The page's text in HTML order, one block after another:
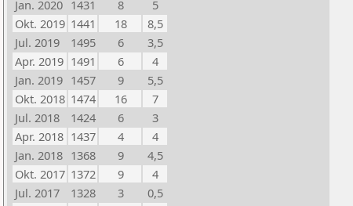
Jan. 2020 1431 8
5
Okt. 2019 1441 18
8,5
Jul. 2019
1495 6
3,5
Apr. 2019 1491 6
4
Jan. 2019 1457 9
5,5
Okt. 2018 1474 16
7
Jul. 2018
1424 6
3
Apr. 2018 1437 4
4
Jan. 2018 1368 9
4,5
Okt. 2017 1372 9
4
Jul. 2017
1328 3
0,5